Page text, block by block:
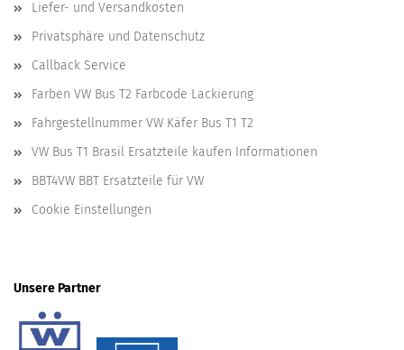
Liefer- und Versandkosten
Privatsphäre und Datenschutz
Callback Service
Farben VW Bus T2 Farbcode Lackierung
Fahrgestellnummer VW Käfer Bus T1 T2
VW Bus T1 Brasil Ersatzteile kaufen Informationen
BBT4VW BBT Ersatzteile für VW
Cookie Einstellungen
Unsere Partner